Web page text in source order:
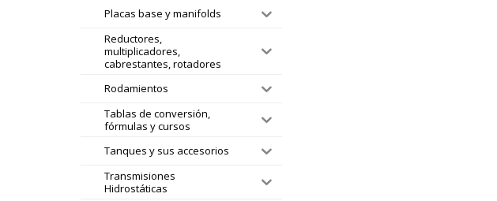
Placas base y manifolds
Reductores,
multiplicadores,
cabrestantes, rotadores
Rodamientos
Tablas de conversión,
fórmulas y cursos
Tanques y sus accesorios
Transmisiones
Hidrostáticas